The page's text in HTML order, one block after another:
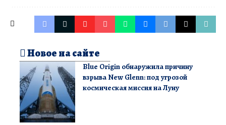
Новое на сайте
Blue Origin обнаружила причину
взрыва New Glenn: под угрозой
космическая миссия на Луну